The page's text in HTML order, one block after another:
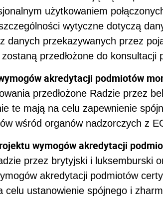
użytkowaniem
wytyczne dotyczą
danych przekazywanych przez
przedłożone do konsultacji
akredytacji podmiotów
przedłożone Radzie przez
te mają na celu zapewnienie
wśród organów nadzorczych z
wymogów akredytacji
przez brytyjski i luksemburski
akredytacji podmiotów
ustanowienie spójnego i